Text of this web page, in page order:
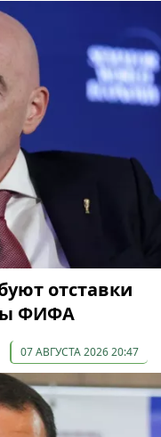
отставки
ФИФА
07 АВГУСТА 2026 20:47